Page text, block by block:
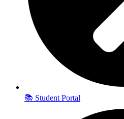
📚 Student Portal